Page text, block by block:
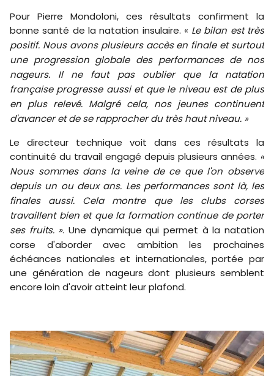
Pour Pierre Mondoloni, ces résultats confirment la
bonne santé de la natation insulaire. « Le bilan est très
positif. Nous avons plusieurs accès en finale et surtout
une progression globale des performances de nos
nageurs. Il ne faut pas oublier que la natation
française progresse aussi et que le niveau est de plus
en plus relevé. Malgré cela, nos jeunes continuent
d'avancer et de se rapprocher du très haut niveau. »
Le directeur technique voit dans ces résultats la
continuité du travail engagé depuis plusieurs années. «
Nous sommes dans la veine de ce que l'on observe
depuis un ou deux ans. Les performances sont là, les
finales aussi. Cela montre que les clubs corses
travaillent bien et que la formation continue de porter
ses fruits. ». Une dynamique qui permet à la natation
corse d'aborder avec ambition les prochaines
échéances nationales et internationales, portée par
une génération de nageurs dont plusieurs semblent
encore loin d'avoir atteint leur plafond.